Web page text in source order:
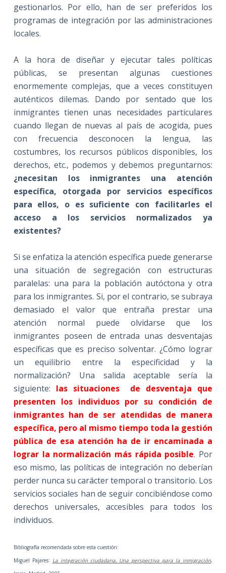
gestionarlos. Por ello, han de ser preferidos los
programas de integración por las administraciones
locales.
A la hora de diseñar y ejecutar tales políticas
públicas, se presentan algunas cuestiones
enormemente complejas, que a veces constituyen
auténticos dilemas. Dando por sentado que los
inmigrantes tienen unas necesidades particulares
cuando llegan de nuevas al país de acogida, pues
con frecuencia desconocen la lengua, las
costumbres, los recursos públicos disponibles, los
derechos, etc., podemos y debemos preguntarnos:
¿necesitan los inmigrantes una atención
específica, otorgada por servicios específicos
para ellos, o es suficiente con facilitarles el
acceso a los servicios normalizados ya
existentes?
Si se enfatiza la atención específica puede generarse
una situación de segregación con estructuras
paralelas: una para la población autóctona y otra
para los inmigrantes. Si, por el contrario, se subraya
demasiado el valor que entraña prestar una
atención normal puede olvidarse que los
inmigrantes poseen de entrada unas desventajas
específicas que es preciso solventar. ¿Cómo lograr
un equilibrio entre la especificidad y la
normalización? Una salida aceptable sería la
siguiente: las situaciones
de desventaja que
presenten los individuos por su condición de
inmigrantes han de ser atendidas de manera
específica, pero al mismo tiempo toda la gestión
pública de esa atención ha de ir encaminada a
lograr la normalización más rápida posible. Por
eso mismo, las políticas de integración no deberían
perder nunca su carácter temporal o transitorio. Los
servicios sociales han de seguir concibiéndose como
derechos universales, accesibles para todos los
individuos.
Bibliografía recomendada sobre esta cuestión:
Miguel Pajares: La integración ciudadana. Una perspectiva para la inmigración,